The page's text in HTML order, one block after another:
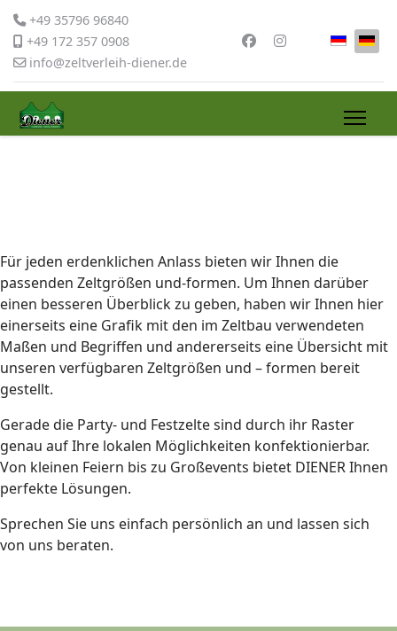
+49 35796 96840
+49 172 357 0908
info@zeltverleih-diener.de
Sprache
Für jeden erdenklichen Anlass bieten wir Ihnen die
passenden Zeltgrößen und-formen. Um Ihnen darüber
einen besseren Überblick zu geben, haben wir Ihnen hier
einerseits eine Grafik mit den im Zeltbau verwendeten
Maßen und Begriffen und andererseits eine Übersicht mit
unseren verfügbaren Zeltgrößen und – formen bereit
gestellt.
Gerade die Party- und Festzelte sind durch ihr Raster
genau auf Ihre lokalen Möglichkeiten konfektionierbar.
Von kleinen Feiern bis zu Großevents bietet DIENER Ihnen
perfekte Lösungen.
Sprechen Sie uns einfach persönlich an und lassen sich
von uns beraten.